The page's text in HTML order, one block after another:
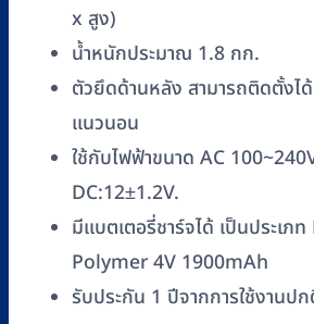
x สูง)
น้ำหนักประมาณ 1.8 กก.
ตัวยึดด้านหลัง สามารถติดตั้งไ
แนวนอน
ใช้กับไฟฟ้าขนาด AC
DC:12±1.2V.
มีแบตเตอรี่ชาร์จได้ เป็นประเภ
Polymer 4V 1900mAh
รับประกัน 1 ปีจากการใช้งานป